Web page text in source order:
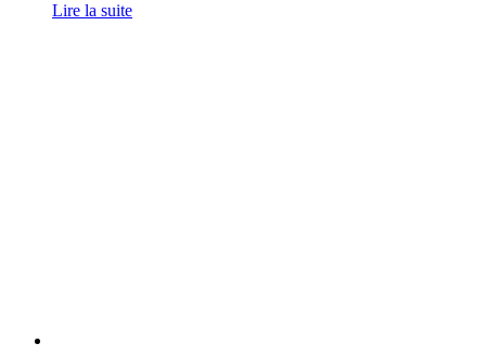
Lire la suite